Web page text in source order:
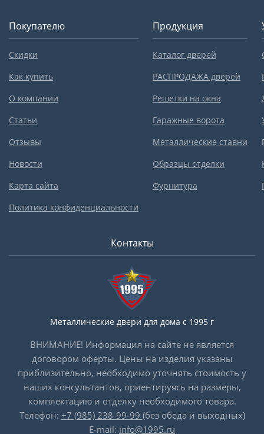
Покупателю
Скидки
Как купить
О компании
Статьи
Отзывы
Новости
Карта сайта
Политика конфиденциальности
Продукция
Каталог дверей
РАСПРОДАЖА дверей
Решетки на окна
Гаражные ворота
Металлические ставни
Образцы отделки
Фурнитура
Контакты
Металлические двери для дома с 1995 г
ВНИМАНИЕ! Информация на сайте не является
договором оферты. Цены на изделия указаны
приблизительно, необходимо уточнять стоимость у
наших консультантов, ориентируясь на размеры,
комплектацию и отделку необходимого товара.
Телефон: +7 (985) 238-99-99 (без обеда и выходных)
E-mail: info@1995.ru